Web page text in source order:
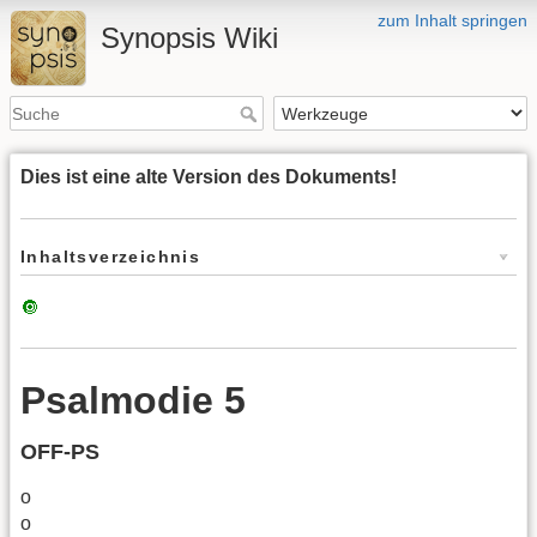
zum Inhalt springen
Synopsis Wiki
Dies ist eine alte Version des Dokuments!
Inhaltsverzeichnis
🔘
Psalmodie 5
OFF-PS
o
o